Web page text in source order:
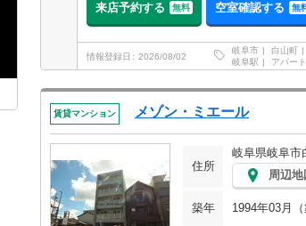
来店予約する 無料 空室確認する 無
情報登録日 2026/08/02
岐阜市 白山町
岐阜駅
アパート
賃貸マンション メゾン・ミエール
住所
岐阜県岐阜市
周辺地
築年 1994年03月（